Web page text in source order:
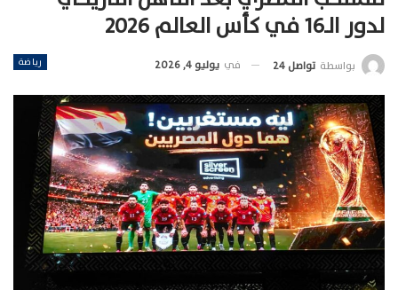
لدور الـ16 في كأس العالم 2026
رياضة بواسطة تواصل 24 في يوليو 4, 2026